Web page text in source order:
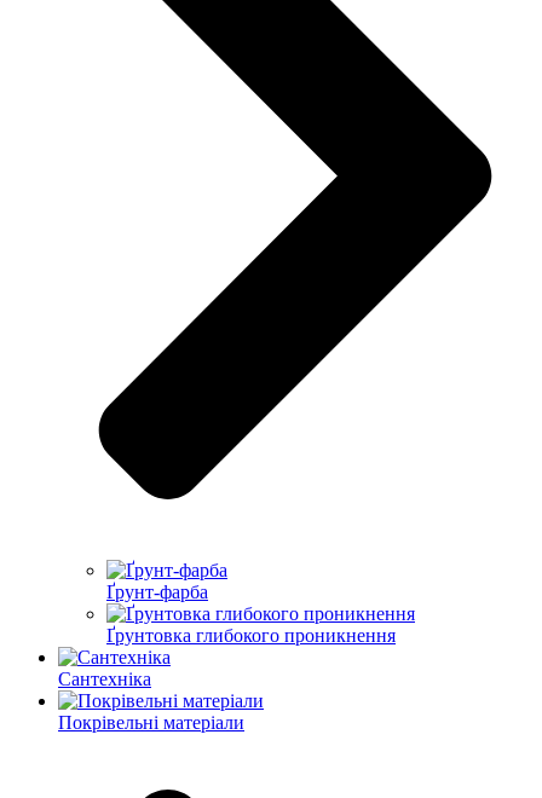
Ґрунт-фарба
Ґрунтовка глибокого проникнення
Сантехніка
Покрівельні матеріали